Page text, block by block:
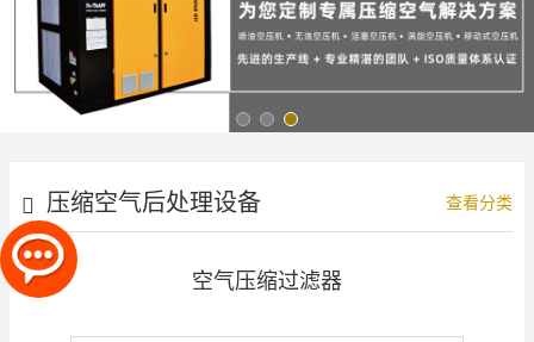
压缩空气后处理设备 查看分类
空气压缩过滤器